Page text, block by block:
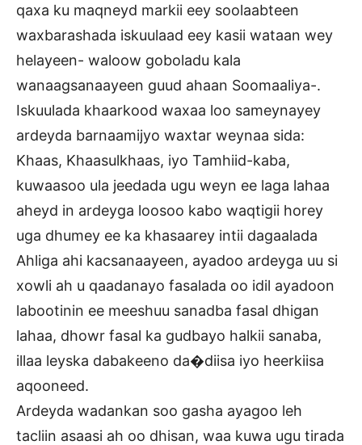
qaxa ku maqneyd markii eey soolaabteen
waxbarashada iskuulaad eey kasii wataan wey
helayeen- waloow goboladu kala
wanaagsanaayeen guud ahaan Soomaaliya-.
Iskuulada khaarkood waxaa loo sameynayey
ardeyda barnaamijyo waxtar weynaa sida:
Khaas, Khaasulkhaas, iyo Tamhiid-kaba,
kuwaasoo ula jeedada ugu weyn ee laga lahaa
aheyd in ardeyga loosoo kabo waqtigii horey
uga dhumey ee ka khasaarey intii dagaalada
Ahliga ahi kacsanaayeen, ayadoo ardeyga uu si
xowli ah u qaadanayo fasalada oo idil ayadoon
labootinin ee meeshuu sanadba fasal dhigan
lahaa, dhowr fasal ka gudbayo halkii sanaba,
illaa leyska dabakeeno da�diisa iyo heerkiisa
aqooneed.
Ardeyda wadankan soo gasha ayagoo leh
tacliin asaasi ah oo dhisan, waa kuwa ugu tirada